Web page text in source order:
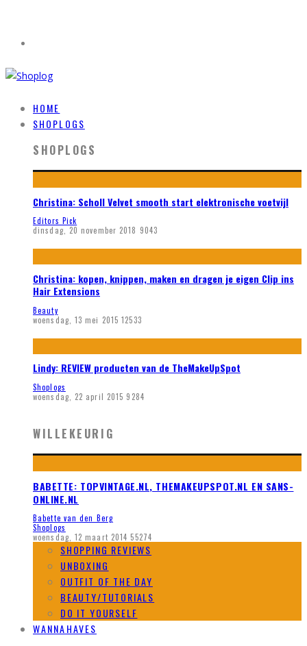
HOME
SHOPLOGS
SHOPLOGS
Christina: Scholl Velvet smooth start elektronische voetvijl
Editors Pick
dinsdag, 20 november 2018 9043
Christina: kopen, knippen, maken en dragen je eigen Clip ins
Hair Extensions
Beauty
woensdag, 13 mei 2015 12533
Lindy: REVIEW producten van de TheMakeUpSpot
Shoplogs
woensdag, 22 april 2015 9284
WILLEKEURIG
BABETTE: TOPVINTAGE.NL, THEMAKEUPSPOT.NL EN SANS-
ONLINE.NL
Babette van den Berg
Shoplogs
woensdag, 12 maart 2014 55274
SHOPPING REVIEWS
UNBOXING
OUTFIT OF THE DAY
BEAUTY/TUTORIALS
DO IT YOURSELF
WANNAHAVES